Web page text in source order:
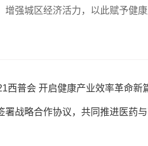
增强城区经济活力，以此赋予健
西普会 开启健康产业效率革命新
署战略合作协议，共同推进医药